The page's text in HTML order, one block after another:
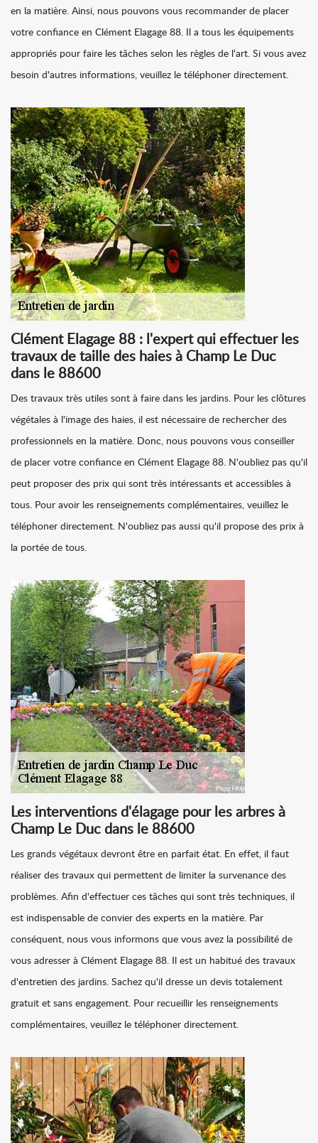
en la matière. Ainsi, nous pouvons vous recommander de placer
votre confiance en Clément Elagage 88. Il a tous les équipements
appropriés pour faire les tâches selon les règles de l'art. Si vous avez
besoin d'autres informations, veuillez le téléphoner directement.
Clément Elagage 88 : l'expert qui effectuer les
travaux de taille des haies à Champ Le Duc
dans le 88600
Des travaux très utiles sont à faire dans les jardins. Pour les clôtures
végétales à l'image des haies, il est nécessaire de rechercher des
professionnels en la matière. Donc, nous pouvons vous conseiller
de placer votre confiance en Clément Elagage 88. N'oubliez pas qu'il
peut proposer des prix qui sont très intéressants et accessibles à
tous. Pour avoir les renseignements complémentaires, veuillez le
téléphoner directement. N'oubliez pas aussi qu'il propose des prix à
la portée de tous.
Les interventions d'élagage pour les arbres à
Champ Le Duc dans le 88600
Les grands végétaux devront être en parfait état. En effet, il faut
réaliser des travaux qui permettent de limiter la survenance des
problèmes. Afin d'effectuer ces tâches qui sont très techniques, il
est indispensable de convier des experts en la matière. Par
conséquent, nous vous informons que vous avez la possibilité de
vous adresser à Clément Elagage 88. Il est un habitué des travaux
d'entretien des jardins. Sachez qu'il dresse un devis totalement
gratuit et sans engagement. Pour recueillir les renseignements
complémentaires, veuillez le téléphoner directement.